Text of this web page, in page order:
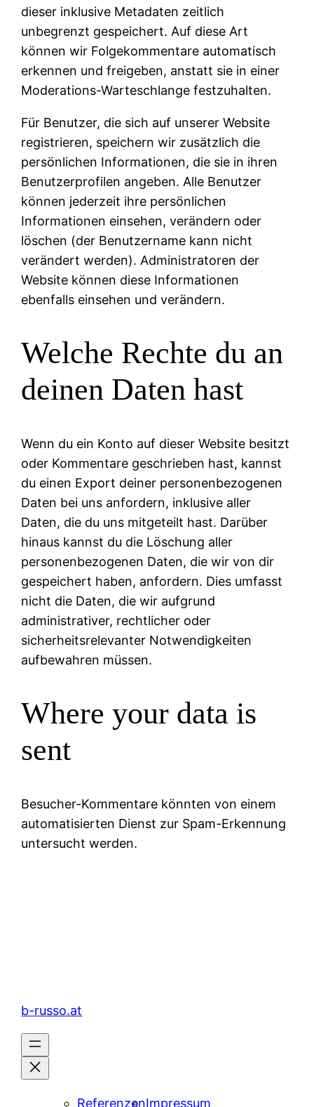
dieser inklusive Metadaten zeitlich
unbegrenzt gespeichert. Auf diese Art
können wir Folgekommentare automatisch
erkennen und freigeben, anstatt sie in einer
Moderations-Warteschlange festzuhalten.
Für Benutzer, die sich auf unserer Website
registrieren, speichern wir zusätzlich die
persönlichen Informationen, die sie in ihren
Benutzerprofilen angeben. Alle Benutzer
können jederzeit ihre persönlichen
Informationen einsehen, verändern oder
löschen (der Benutzername kann nicht
verändert werden). Administratoren der
Website können diese Informationen
ebenfalls einsehen und verändern.
Welche Rechte du an
deinen Daten hast
Wenn du ein Konto auf dieser Website besitzt
oder Kommentare geschrieben hast, kannst
du einen Export deiner personenbezogenen
Daten bei uns anfordern, inklusive aller
Daten, die du uns mitgeteilt hast. Darüber
hinaus kannst du die Löschung aller
personenbezogenen Daten, die wir von dir
gespeichert haben, anfordern. Dies umfasst
nicht die Daten, die wir aufgrund
administrativer, rechtlicher oder
sicherheitsrelevanter Notwendigkeiten
aufbewahren müssen.
Where your data is
sent
Besucher-Kommentare könnten von einem
automatisierten Dienst zur Spam-Erkennung
untersucht werden.
b-russo.at
ReferenzenImpressum